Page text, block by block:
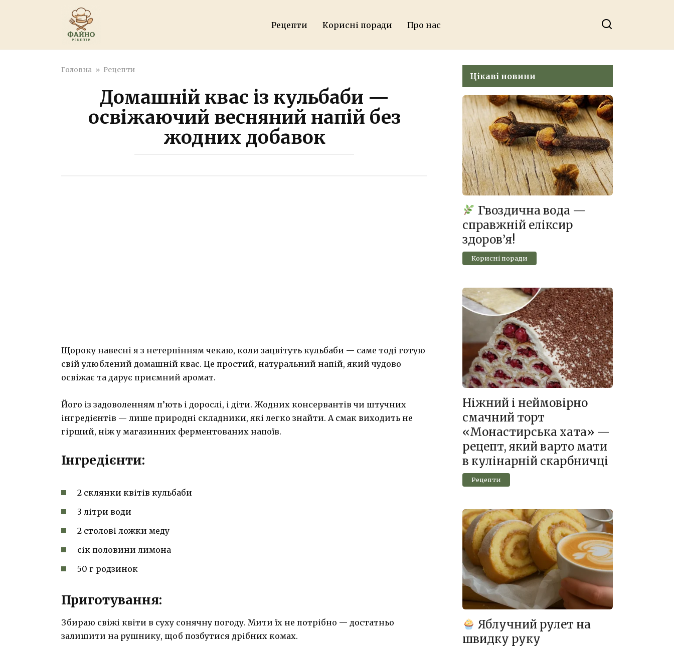
Рецепти Корисні поради Про нас
Головна » Рецепти
Домашній квас із кульбаби —
освіжаючий весняний напій без
жодних добавок
Щороку навесні я з нетерпінням чекаю, коли зацвітуть кульбаби — саме тоді готую
свій улюблений домашній квас. Це простий, натуральний напій, який чудово
освіжає та дарує приємний аромат.
Його із задоволенням п’ють і дорослі, і діти. Жодних консервантів чи штучних
інгредієнтів — лише природні складники, які легко знайти. А смак виходить не
гірший, ніж у магазинних ферментованих напоїв.
Інгредієнти:
2 склянки квітів кульбаби
3 літри води
2 столові ложки меду
сік половини лимона
50 г родзинок
Приготування:
Збираю свіжі квіти в суху сонячну погоду. Мити їх не потрібно — достатньо
залишити на рушнику, щоб позбутися дрібних комах.
Цікаві новини
Гвоздична вода —
справжній еліксир
здоров’я!
Корисні поради
Ніжний і неймовірно
смачний торт
«Монастирська хата» —
рецепт, який варто мати
в кулінарній скарбничці
Рецепти
Яблучний рулет на
швидку руку